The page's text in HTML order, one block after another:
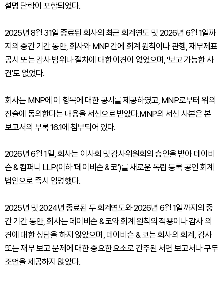
설명 단락이 포함되었다.
2025년 8월 31일 종료된 회사의 최근 회계연도 및 2026년 6월 1일까
지의 중간 기간 동안, 회사와 MNP 간에 회계 원칙이나 관행, 재무제표
공시 또는 감사 범위나 절차에 대한 이견이 없었으며, '보고 가능한 사
건'도 없었다.
회사는 MNP에 이 항목에 대한 공시를 제공하였고, MNP로부터 위의
진술에 동의한다는 내용을 서신으로 받았다.MNP의 서신 사본은 본
보고서의 부록 16.1에 첨부되어 있다.
2026년 6월 1일, 회사는 이사회 및 감사위원회의 승인을 받아 데이비
슨 & 컴퍼니 LLP(이하 '데이비슨 & 코')를 새로운 독립 등록 공인 회계
법인으로 즉시 임명했다.
2025년 및 2024년 종료된 두 회계연도와 2026년 6월 1일까지의 중
간 기간 동안, 회사는 데이비슨 & 코와 회계 원칙의 적용이나 감사 의
견에 대한 상담을 하지 않았으며, 데이비슨 & 코는 회사의 회계, 감사
또는 재무 보고 문제에 대한 중요한 요소로 간주된 서면 보고서나 구두
조언을 제공하지 않았다.